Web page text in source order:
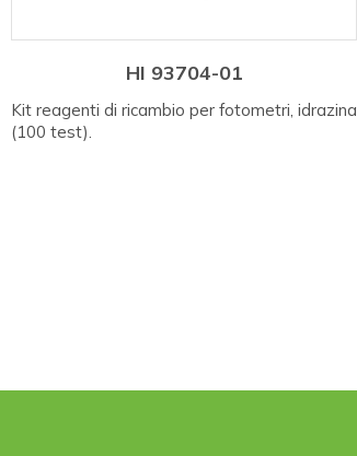
HI 93704-01
Kit reagenti di ricambio per fotometri, idrazina
(100 test).